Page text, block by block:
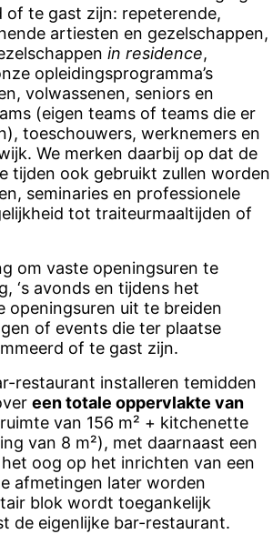
te gast zijn: repeterende,
artiesten en gezelschappen,
in residence,
opleidingsprogramma’s
volwassenen, seniors en
(eigen teams of teams die er
toeschouwers, werknemers en
We merken daarbij op dat de
tijden ook gebruikt zullen worden
seminaries en professionele
tot traiteurmaaltijden of
om vaste openingsuren te
‘s avonds en tijdens het
openingsuren uit te breiden
of events die ter plaatse
of te gast zijn.
restaurant installeren temidden
een totale oppervlakte van
van 156 m² + kitchenette
van 8 m²), met daarnaast een
oog op het inrichten van een
afmetingen later worden
blok wordt toegankelijk
de eigenlijke bar-restaurant.